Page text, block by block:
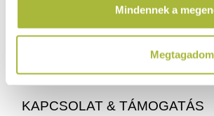
Mindennek a
Megtagadom
info@hfse.hu
KAPCSOLAT & TÁMOGATÁS